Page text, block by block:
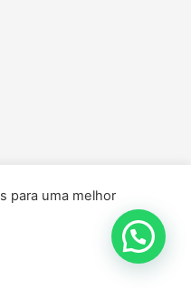
para uma melhor